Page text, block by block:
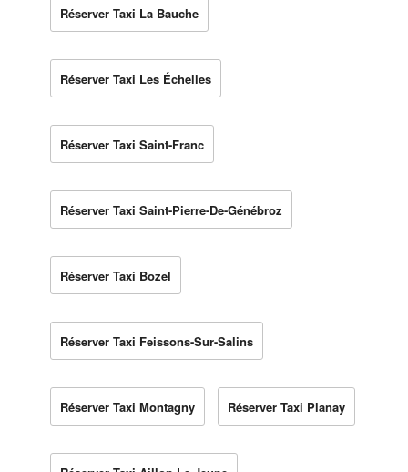
Réserver Taxi La Bauche
Réserver Taxi Les Échelles
Réserver Taxi Saint-Franc
Réserver Taxi Saint-Pierre-De-Génébroz
Réserver Taxi Bozel
Réserver Taxi Feissons-Sur-Salins
Réserver Taxi Montagny Réserver Taxi Planay